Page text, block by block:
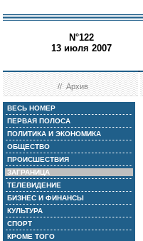
N°122
13 июля 2007
//Архив
ВЕСЬ НОМЕР
ПЕРВАЯ ПОЛОСА
ПОЛИТИКА И ЭКОНОМИКА
ОБЩЕСТВО
ПРОИСШЕСТВИЯ
ЗАГРАНИЦА
ТЕЛЕВИДЕНИЕ
БИЗНЕС И ФИНАНСЫ
КУЛЬТУРА
СПОРТ
КРОМЕ ТОГО